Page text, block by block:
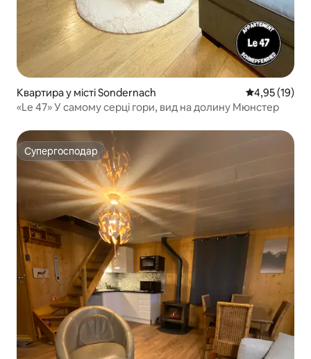
Квартира у місті Sondernach Середня
4,95 (19)
«Le 47» У самому серці гори, вид на долину Мюнстер
Супергосподар
Супергосподар